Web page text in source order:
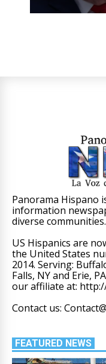
Panorama Hispano
information
diverse communities.
US Hispanics are
the United States
2014. Serving:
Falls, NY and Erie,
our affiliate at:
Contact us:
FEATURED NEWS